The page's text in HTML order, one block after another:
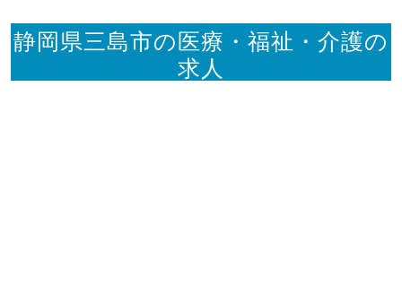
静岡県三島市の医療・福祉・介護の
求人